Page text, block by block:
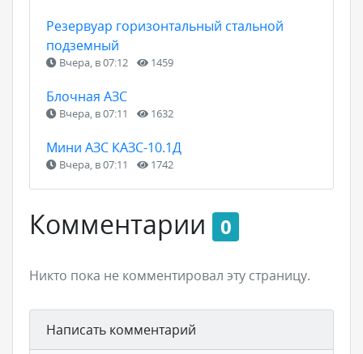
Резервуар горизонтальный стальной
подземный
Вчера, в 07:12 1459
Блочная АЗС
Вчера, в 07:11 1632
Мини АЗС КАЗС-10.1Д
Вчера, в 07:11 1742
Комментарии 0
Никто пока не комментировал эту страницу.
Написать комментарий